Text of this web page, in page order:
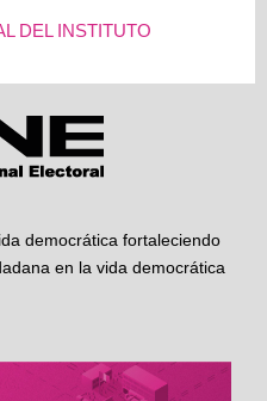
DEL INSTITUTO
democrática fortaleciendo
en la vida democrática